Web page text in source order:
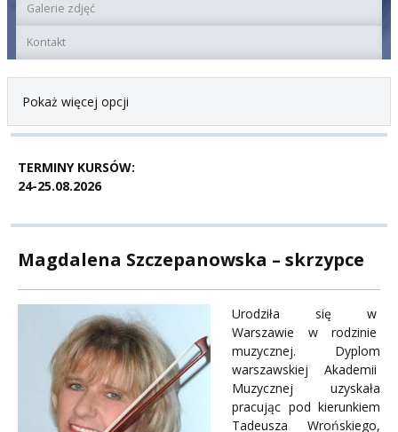
Galerie zdjęć
Kontakt
Pokaż więcej opcji
TERMINY KURSÓW:
24-25.08.2026
Magdalena Szczepanowska – skrzypce
Urodziła się w
Warszawie w rodzinie
muzycznej. Dyplom
warszawskiej Akademii
Muzycznej uzyskała
pracując pod kierunkiem
Tadeusza Wrońskiego,